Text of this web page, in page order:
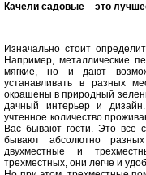
Качели садовые – это
Изначально стоит
Например, металлические
мягкие, но и дают
устанавливать в разных
окрашены в природный
дачный интерьер и
учтенное количество
Вас бывают гости. Это все
бывают абсолютно
двухместные и
трехместных, они легче и